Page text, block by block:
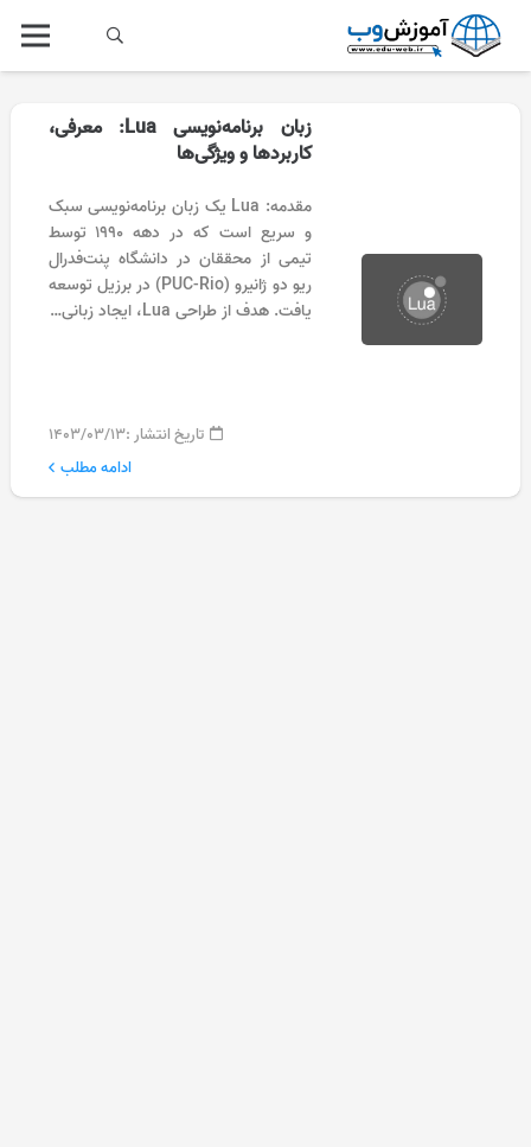
زبان برنامه‌نویسی Lua: معرفی،
کاربردها و ویژگی‌ها
مقدمه: Lua یک زبان برنامه‌نویسی سبک
و سریع است که در دهه ۱۹۹۰ توسط
تیمی از محققان در دانشگاه پنت‌فدرال
ریو دو ژانیرو (PUC-Rio) در برزیل توسعه
یافت. هدف از طراحی Lua، ایجاد زبانی…
تاریخ انتشار :۱۴۰۳/۰۳/۱۳
ادامه مطلب